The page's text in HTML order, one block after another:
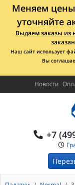
Меняем цены
уточняйте
Выдаем заказы из
Наш сайт использует
Вы
Новости
+7